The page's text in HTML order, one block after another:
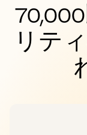
リテ